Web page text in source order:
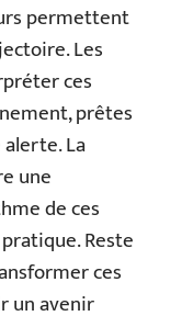
permettent
Les
ces
prêtes
La
une
de ces
Reste
ces
un avenir